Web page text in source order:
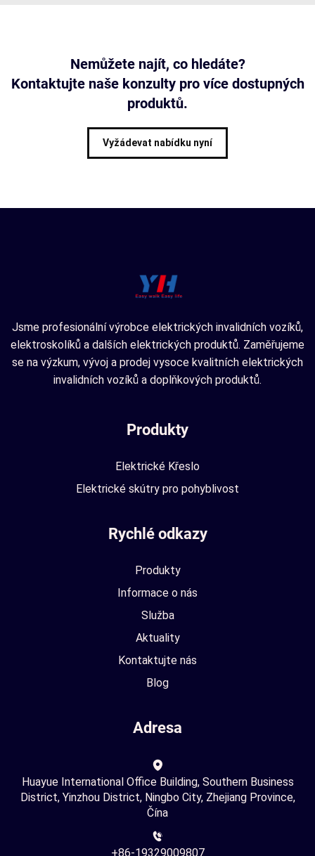
Nemůžete najít, co hledáte?
Kontaktujte naše konzulty pro více dostupných
produktů.
Vyžádevat nabídku nyní
Jsme profesionální výrobce elektrických invalidních vozíků,
elektroskolíků a dalších elektrických produktů. Zaměřujeme
se na výzkum, vývoj a prodej vysoce kvalitních elektrických
invalidních vozíků a doplňkových produktů.
Produkty
Elektrické Křeslo
Elektrické skútry pro pohyblivost
Rychlé odkazy
Produkty
Informace o nás
Služba
Aktuality
Kontaktujte nás
Blog
Adresa
Huayue International Office Building, Southern Business
District, Yinzhou District, Ningbo City, Zhejiang Province,
Čína
+86-19329009807